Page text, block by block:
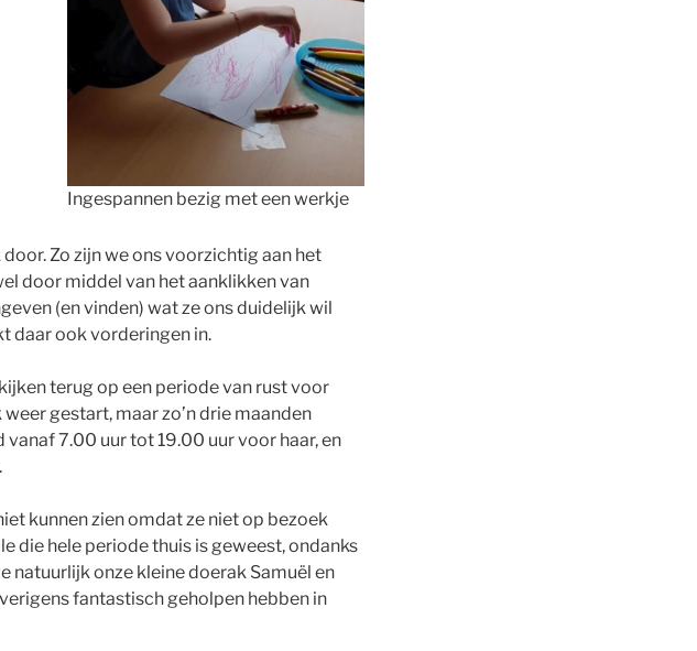
Ingespannen bezig met een werkje
Zo zijn we ons voorzichtig aan het
door middel van het aanklikken van
(en vinden) wat ze ons duidelijk wil
daar ook vorderingen in.
terug op een periode van rust voor
gestart, maar zo’n drie maanden
7.00 uur tot 19.00 uur voor haar, en
kunnen zien omdat ze niet op bezoek
die hele periode thuis is geweest, ondanks
natuurlijk onze kleine doerak Samuël en
fantastisch geholpen hebben in